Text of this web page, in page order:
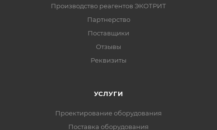
Производство реагентов ЭКОТРИТ
Партнерство
Поставщики
Отзывы
Реквизиты
УСЛУГИ
Проектирование оборудования
Поставка оборудования